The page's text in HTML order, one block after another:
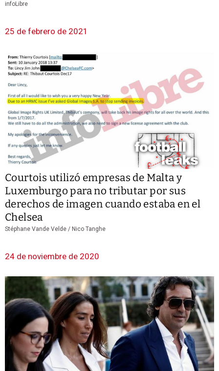
infoLibre
25 de febrero de 2021
Courtois utilizó empresas de Malta y
Luxemburgo para no tributar por sus
derechos de imagen cuando estaba en el
Chelsea
Stéphane Vande Velde / Nico Tanghe
24 de noviembre de 2020